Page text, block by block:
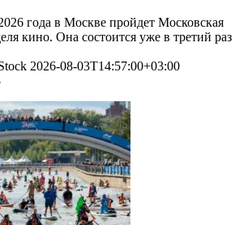
года в Москве пройдет Московская
кино. Она состоится уже в третий раз
2026-08-03T14:57:00+03:00